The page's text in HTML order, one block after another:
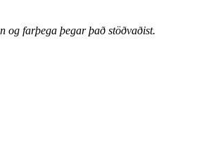
farþega þegar það stöðvaðist.